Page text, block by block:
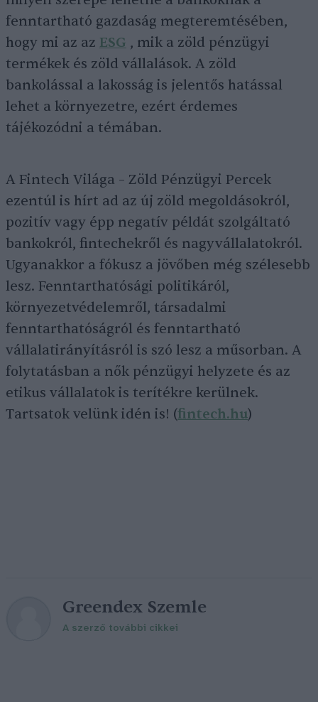
fenntartható gazdaság megteremtésében,
hogy mi az az ESG , mik a zöld pénzügyi
termékek és zöld vállalások. A zöld
bankolással a lakosság is jelentős hatással
lehet a környezetre, ezért érdemes
tájékozódni a témában.
A Fintech Világa – Zöld Pénzügyi Percek
ezentúl is hírt ad az új zöld megoldásokról,
pozitív vagy épp negatív példát szolgáltató
bankokról, fintechekről és nagyvállalatokról.
Ugyanakkor a fókusz a jövőben még szélesebb
lesz. Fenntarthatósági politikáról,
környezetvédelemről, társadalmi
fenntarthatóságról és fenntartható
vállalatirányításról is szó lesz a műsorban. A
folytatásban a nők pénzügyi helyzete és az
etikus vállalatok is terítékre kerülnek.
Tartsatok velünk idén is! (fintech.hu)
Greendex Szemle
A szerző további cikkei